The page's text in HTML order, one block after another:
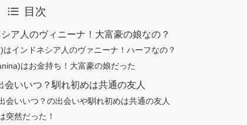
目次
ア人のヴィニーナ！大富豪の娘なの？
はインドネシア人のヴァニーナ！ハーフなの？
はお金持ち！大富豪の娘だった
会いいつ？馴れ初めは共通の友人
会いいつ？の出会いや馴れ初めは共通の友人
突然だった！